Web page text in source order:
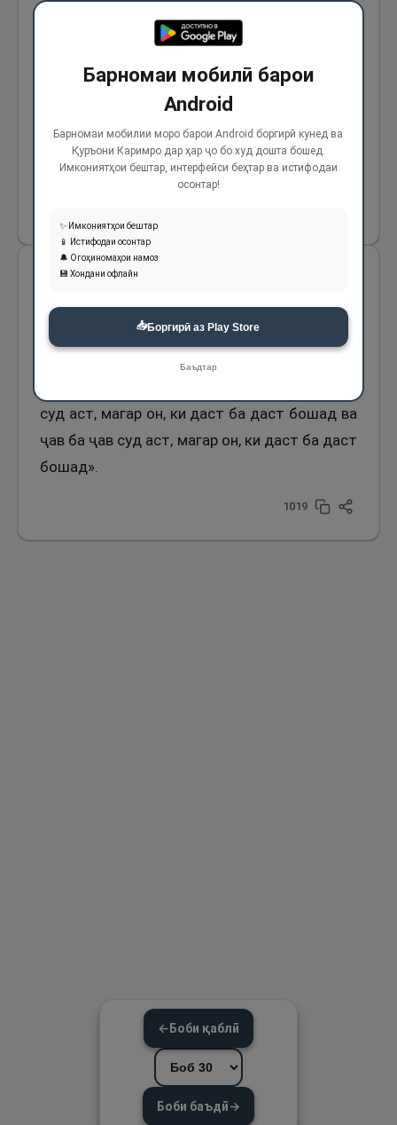
Худо (с) аз фурӯхтани таъом пеш аз ба даст
овардани он наҳй фармуданд. Аз Ибни Аббос
(р) пурсида шуд: Ин чӣ гуна аст? Гуфт: Ба ин
бошад ва таъомеро, ки харидааст, дар
оянда қабза намояд.
Аз Умар ибни Хаттоб (р) ривоят аст, ки
Паёмбари Худо (с) фармуданд: «Тилло ба
тилло суд аст, магар он, ки даст ба даст
бошад ва гандум ба гандум суд аст, магар
суд аст, магар он, ки даст ба даст бошад ва
ҷав ба ҷав суд аст, магар он, ки даст ба даст
бошад».
1019
←Боби қаблӣ
Боби баъдӣ→
Барномаи мобилӣ барои
Android
Барномаи мобилии моро барои Android боргирӣ кунед ва
Қуръони Каримро дар ҳар ҷо бо худ дошта бошед.
Имкониятҳои бештар, интерфейси беҳтар ва истифодаи
осонтар!
✨ Имкониятҳои бештар
📱 Истифодаи осонтар
🔔 Огоҳиномаҳои намоз
💾 Хондани офлайн
📥Боргирӣ аз Play Store
Баъдтар